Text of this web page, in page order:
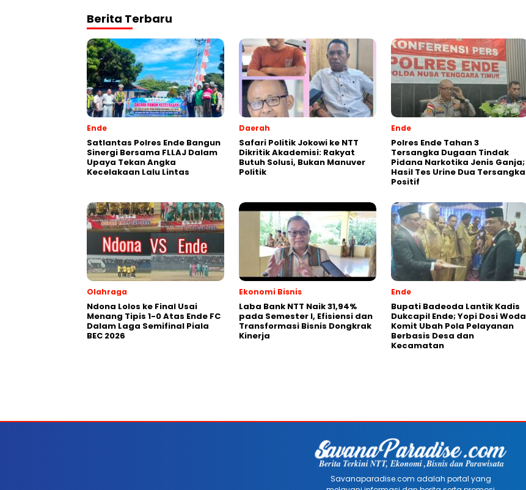
Berita Terbaru
Ende
Satlantas Polres Ende Bangun
Sinergi Bersama FLLAJ Dalam
Upaya Tekan Angka
Kecelakaan Lalu Lintas
Daerah
Safari Politik Jokowi ke NTT
Dikritik Akademisi: Rakyat
Butuh Solusi, Bukan Manuver
Politik
Ende
Polres Ende Tahan 3
Tersangka Dugaan Tindak
Pidana Narkotika Jenis Ganja;
Hasil Tes Urine Dua Tersangka
Positif
Olahraga
Ndona Lolos ke Final Usai
Menang Tipis 1-0 Atas Ende FC
Dalam Laga Semifinal Piala
BEC 2026
Ekonomi Bisnis
Laba Bank NTT Naik 31,94%
pada Semester I, Efisiensi dan
Transformasi Bisnis Dongkrak
Kinerja
Ende
Bupati Badeoda Lantik Kadis
Dukcapil Ende; Yopi Dosi Woda
Komit Ubah Pola Pelayanan
Berbasis Desa dan
Kecamatan
Savanaparadise.com adalah portal yang